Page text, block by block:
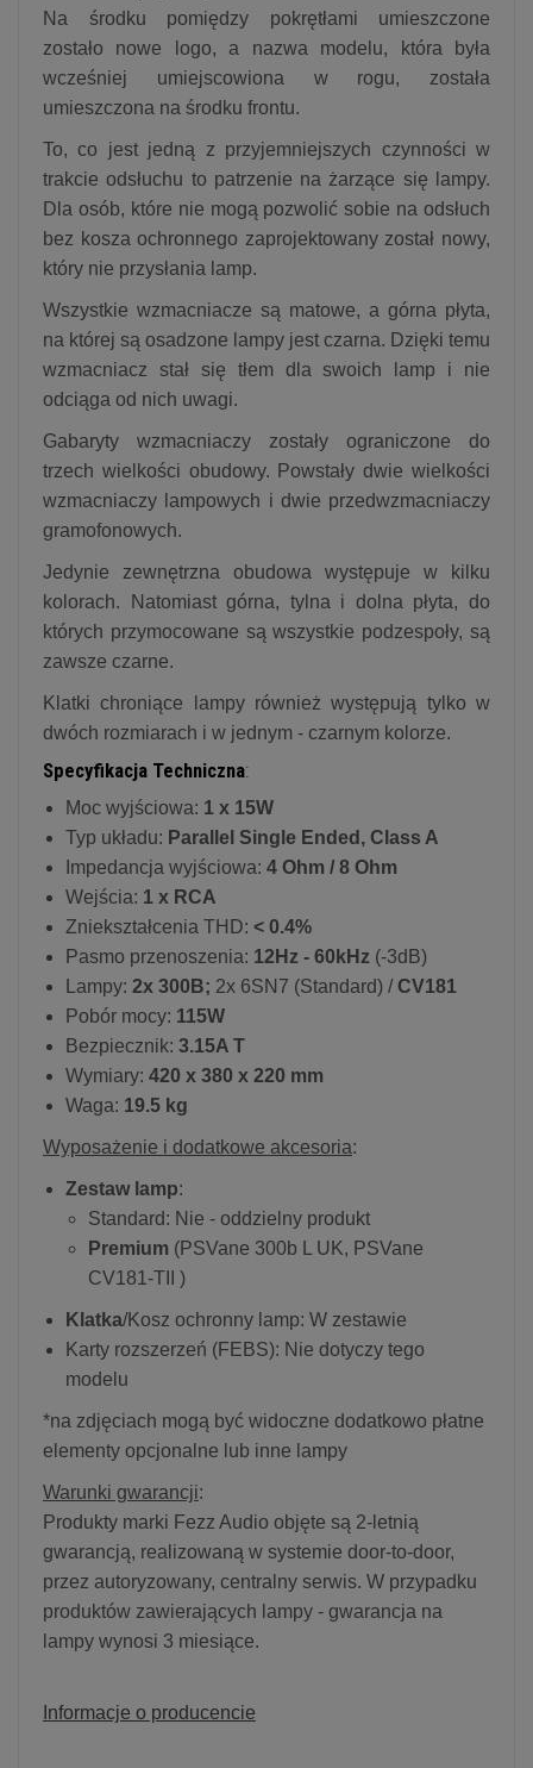
Na środku pomiędzy pokrętłami umieszczone
zostało nowe logo, a nazwa modelu, która była
wcześniej umiejscowiona w rogu, została
umieszczona na środku frontu.
To, co jest jedną z przyjemniejszych czynności w
trakcie odsłuchu to patrzenie na żarzące się lampy.
Dla osób, które nie mogą pozwolić sobie na odsłuch
bez kosza ochronnego zaprojektowany został nowy,
który nie przysłania lamp.
Wszystkie wzmacniacze są matowe, a górna płyta,
na której są osadzone lampy jest czarna. Dzięki temu
wzmacniacz stał się tłem dla swoich lamp i nie
odciąga od nich uwagi.
Gabaryty wzmacniaczy zostały ograniczone do
trzech wielkości obudowy. Powstały dwie wielkości
wzmacniaczy lampowych i dwie przedwzmacniaczy
gramofonowych.
Jedynie zewnętrzna obudowa występuje w kilku
kolorach. Natomiast górna, tylna i dolna płyta, do
których przymocowane są wszystkie podzespoły, są
zawsze czarne.
Klatki chroniące lampy również występują tylko w
dwóch rozmiarach i w jednym - czarnym kolorze.
Specyfikacja Techniczna:
Moc wyjściowa: 1 x 15W
Typ układu: Parallel Single Ended, Class A
Impedancja wyjściowa: 4 Ohm / 8 Ohm
Wejścia: 1 x RCA
Zniekształcenia THD: < 0.4%
Pasmo przenoszenia: 12Hz - 60kHz (-3dB)
Lampy: 2x 300B; 2x 6SN7 (Standard) /CV181
Pobór mocy: 115W
Bezpiecznik: 3.15A T
Wymiary: 420 x 380 x 220 mm
Waga: 19.5 kg
Wyposażenie i dodatkowe akcesoria:
Zestaw lamp:
Standard: Nie - oddzielny produkt
Premium (PSVane 300b L UK, PSVane
CV181-TII )
Klatka/Kosz ochronny lamp: W zestawie
Karty rozszerzeń (FEBS): Nie dotyczy tego
modelu
*na zdjęciach mogą być widoczne dodatkowo płatne
elementy opcjonalne lub inne lampy
Warunki gwarancji:
Produkty marki Fezz Audio objęte są 2-letnią
gwarancją, realizowaną w systemie door-to-door,
przez autoryzowany, centralny serwis. W przypadku
produktów zawierających lampy - gwarancja na
lampy wynosi 3 miesiące.
Informacje o producencie